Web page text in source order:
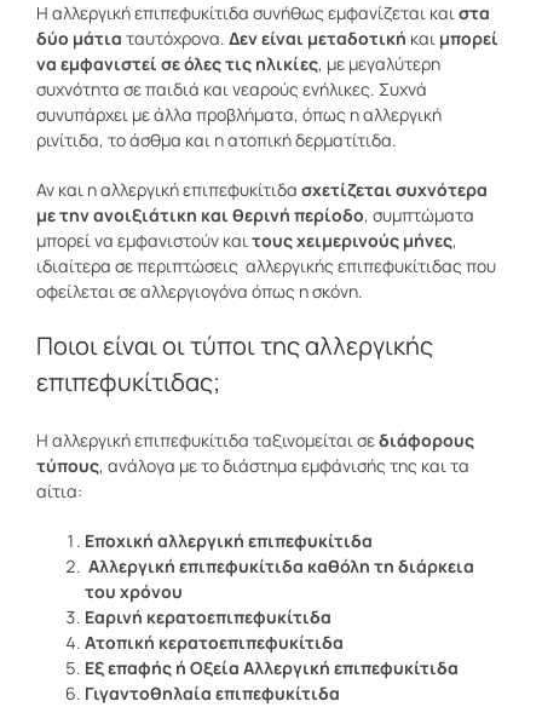
Η αλλεργική επιπεφυκίτιδα συνήθως εμφανίζεται καιστα
δύο μάτια ταυτόχρονα. Δεν είναι μεταδοτική και μπορεί
να εμφανιστεί σε όλες τις ηλικίες, με μεγαλύτερη
συχνότητα σε παιδιά και νεαρούς ενήλικες. Συχνά
συνυπάρχει με άλλα προβλήματα, όπως η αλλεργική
ρινίτιδα, το άσθμα και η ατοπική δερματίτιδα.
Αν και η αλλεργική επιπεφυκίτιδα σχετίζεται συχνότερα
με την ανοιξιάτικη και θερινή περίοδο, συμπτώματα
μπορεί να εμφανιστούν καιτους χειμερινούς μήνες,
ιδιαίτερα σε περιπτώσεις αλλεργικής επιπεφυκίτιδας που
οφείλεται σε αλλεργιογόνα όπως η σκόνη.
Ποιοι είναι οι τύποι της αλλεργικής
επιπεφυκίτιδας;
Η αλλεργική επιπεφυκίτιδα ταξινομείται σεδιάφορους
τύπους, ανάλογα με το διάστημα εμφάνισής της και τα
αίτια:
Εποχική αλλεργική επιπεφυκίτιδα
Αλλεργική επιπεφυκίτιδα καθόλη τη διάρκεια
του χρόνου
Εαρινή κερατοεπιπεφυκίτιδα
Ατοπική κερατοεπιπεφυκίτιδα
Εξ επαφής ή Οξεία Αλλεργική επιπεφυκίτιδα
Γιγαντοθηλαία επιπεφυκίτιδα